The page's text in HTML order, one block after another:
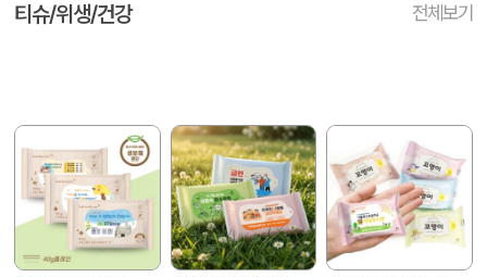
티슈/위생/건강 전체보기